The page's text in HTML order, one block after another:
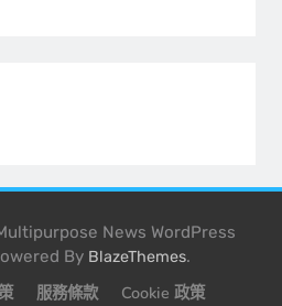
News WordPress
By BlazeThemes.
服務條款
Cookie 政策